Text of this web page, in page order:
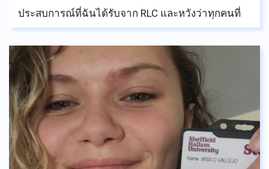
ประสบการณ์ที่ฉันได้รับจาก RLC และหวังว่าทุกคนที่
กันกับฉัน สำหรับรุ่นพี่ปีสุดท้ายของโรงเรียนทุกคน ใน
ปีนี้ขอให้โชคดีกับการสมัครเข้ามหาวิทยาลัย ฉันรูกสึก
ตื่นเต้นแทนทุกคนเป็นอย่างมาก ที่จะได้ย้ายเข้าไป
เรียนในมหาวิทยาลัยเร็วๆ นี้!